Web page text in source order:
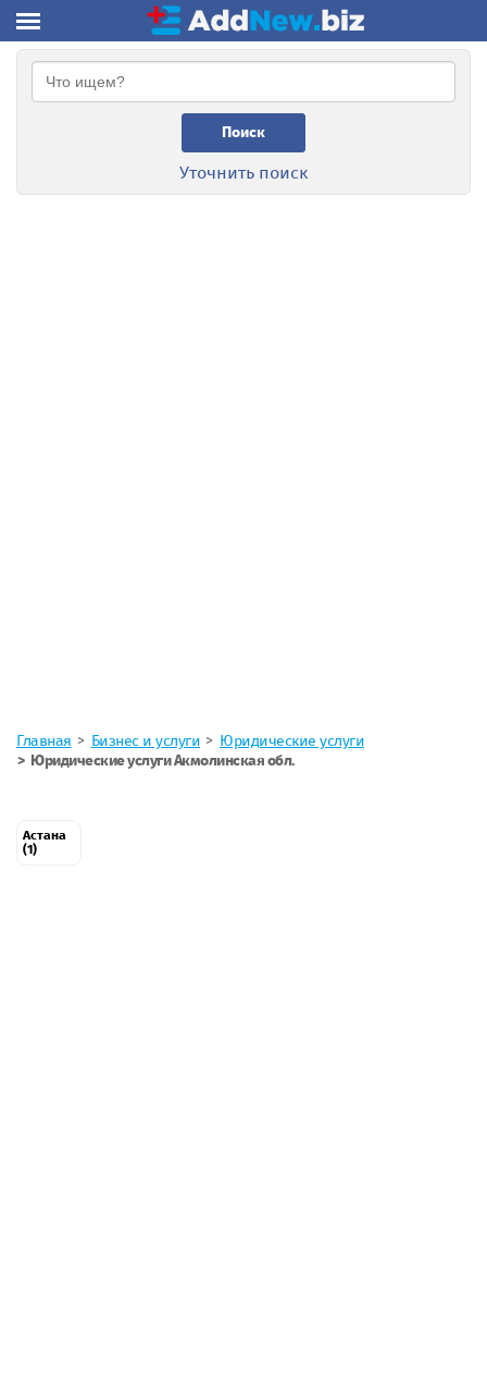
Поиск
Уточнить поиск
Главная Бизнес и услуги
Юридические услуги
Юридические услуги Акмолинская обл.
Астана
(1)